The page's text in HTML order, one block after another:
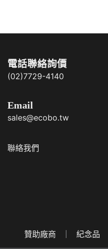
電話聯絡詢價
(02)7729-4140
Email
sales@ecobo.tw
聯絡我們
贊助廠商 紀念品